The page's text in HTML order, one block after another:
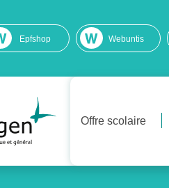
Epfshop Webuntis
Offre scolaire